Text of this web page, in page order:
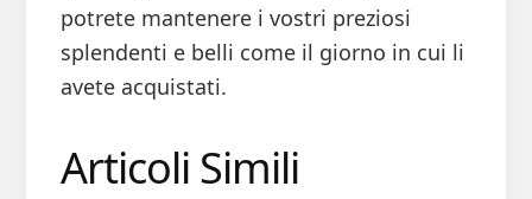
potrete mantenere i vostri preziosi
splendenti e belli come il giorno in cui li
avete acquistati.
Articoli Simili